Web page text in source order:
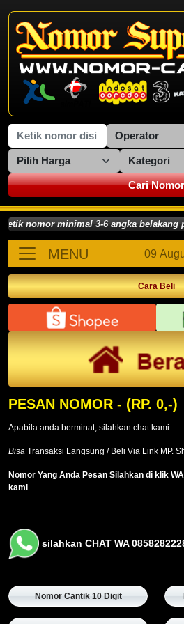
Cari Nomor
nomor minimal 3-6 angka
MENU 09
Cara Beli
PESAN NOMOR - (RP. 0,-)
Apabila anda berminat, silahkan chat kami:
Bisa Transaksi Langsung / Beli Via Link MP.
Nomor Yang Anda Pesan Silahkan di klik
kami
silahkan CHAT WA
Nomor Cantik 10 Digit